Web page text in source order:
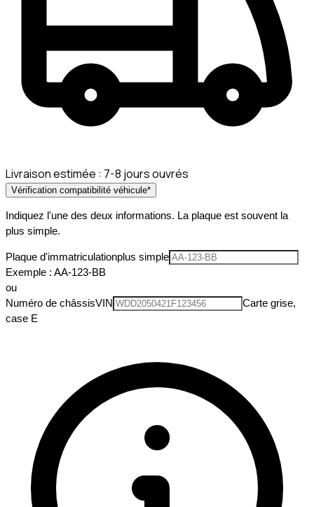
Livraison estimée : 7-8 jours ouvrés
Vérification compatibilité véhicule*
Indiquez l'une des deux informations. La plaque est souvent la
plus simple.
Plaque d'immatriculationplus simple
Exemple : AA-123-BB
ou
Numéro de châssisVIN
Carte grise,
case E